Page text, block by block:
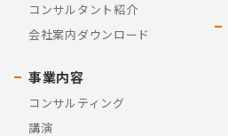
コンサルタント紹介
会社案内ダウンロード
事業内容
コンサルティング
講演